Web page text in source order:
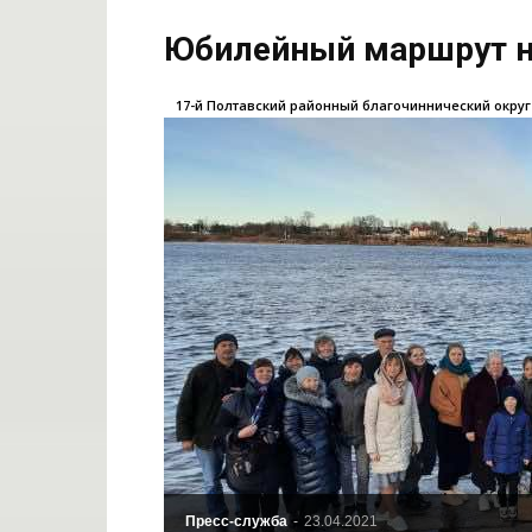
Юбилейный маршрут
Пресс-служба - 23.04.2021
17-й Полтавский районный благочиннический округ